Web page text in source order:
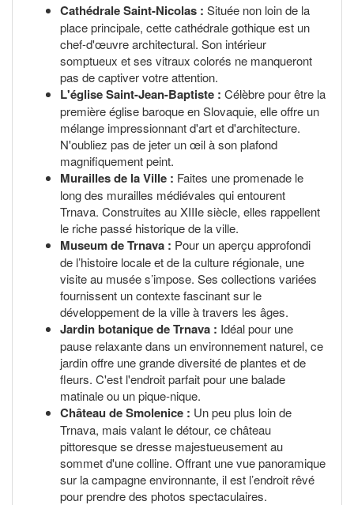
Cathédrale Saint-Nicolas : Située non loin de la
place principale, cette cathédrale gothique est un
chef-d'œuvre architectural. Son intérieur
somptueux et ses vitraux colorés ne manqueront
pas de captiver votre attention.
L'église Saint-Jean-Baptiste : Célèbre pour être la
première église baroque en Slovaquie, elle offre un
mélange impressionnant d'art et d'architecture.
N'oubliez pas de jeter un œil à son plafond
magnifiquement peint.
Murailles de la Ville : Faites une promenade le
long des murailles médiévales qui entourent
Trnava. Construites au XIIIe siècle, elles rappellent
le riche passé historique de la ville.
Museum de Trnava : Pour un aperçu approfondi
de l’histoire locale et de la culture régionale, une
visite au musée s’impose. Ses collections variées
fournissent un contexte fascinant sur le
développement de la ville à travers les âges.
Jardin botanique de Trnava : Idéal pour une
pause relaxante dans un environnement naturel, ce
jardin offre une grande diversité de plantes et de
fleurs. C'est l'endroit parfait pour une balade
matinale ou un pique-nique.
Château de Smolenice : Un peu plus loin de
Trnava, mais valant le détour, ce château
pittoresque se dresse majestueusement au
sommet d'une colline. Offrant une vue panoramique
sur la campagne environnante, il est l’endroit rêvé
pour prendre des photos spectaculaires.